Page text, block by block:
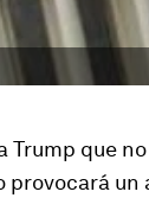
que
provocará un